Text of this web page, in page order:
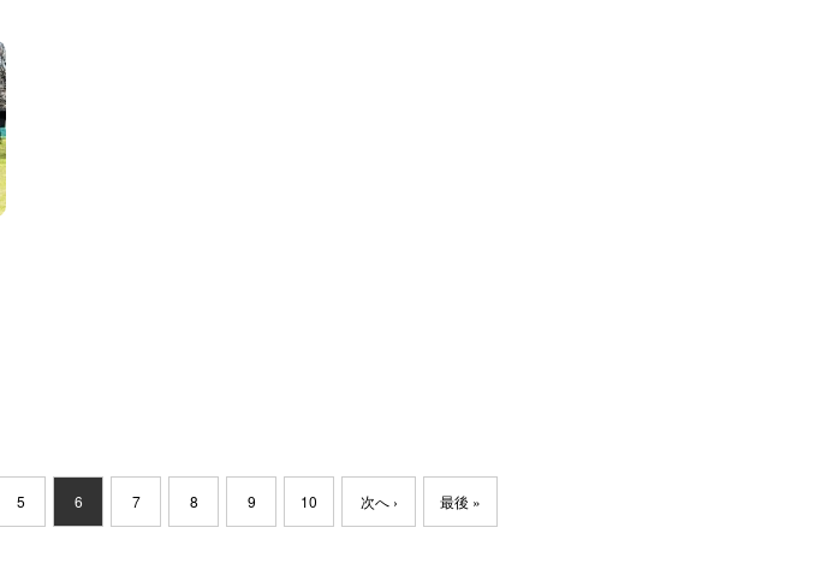
5 6 7 8 9 10 次へ › 最後 »